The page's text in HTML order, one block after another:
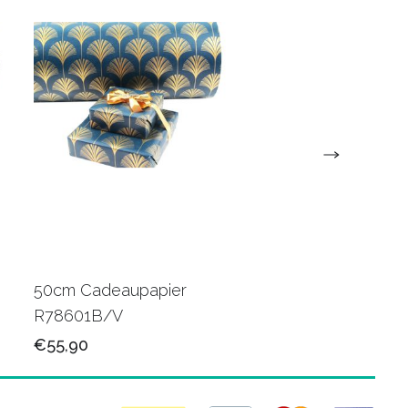
50cm Cadeaupapier
R78601B/V
€55,90